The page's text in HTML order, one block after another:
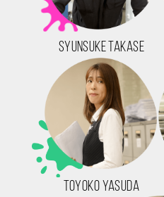
SYUNSUKE TAKASE
TOYOKO YASUDA